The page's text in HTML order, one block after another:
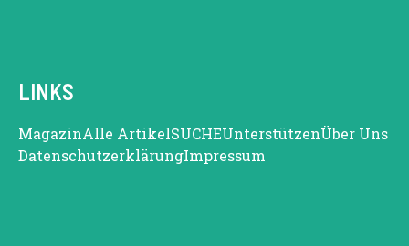
LINKS
MagazinAlle ArtikelSUCHEUnterstützenÜber Uns
DatenschutzerklärungImpressum